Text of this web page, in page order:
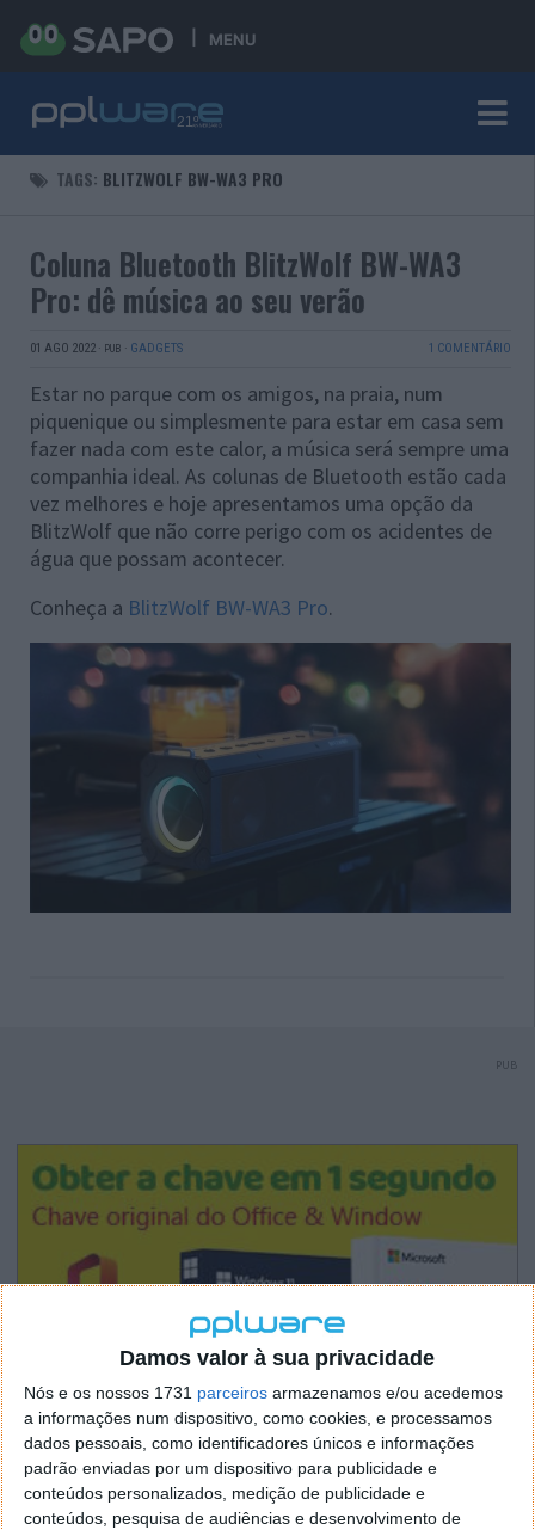
Damos valor à sua privacidade
Nós e os nossos 1731 parceiros armazenamos e/ou acedemos
a informações num dispositivo, como cookies, e processamos
dados pessoais, como identificadores únicos e informações
padrão enviadas por um dispositivo para publicidade e
conteúdos personalizados, medição de publicidade e
conteúdos, pesquisa de audiências e desenvolvimento de
MENU
TAGS: BLITZWOLF BW-WA3 PRO
Coluna Bluetooth BlitzWolf BW-WA3
Pro: dê música ao seu verão
01 AGO 2022 · PUB · GADGETS 1 COMENTÁRIO
Estar no parque com os amigos, na praia, num
piquenique ou simplesmente para estar em casa sem
fazer nada com este calor, a música será sempre uma
companhia ideal. As colunas de Bluetooth estão cada
vez melhores e hoje apresentamos uma opção da
BlitzWolf que não corre perigo com os acidentes de
água que possam acontecer.
Conheça a BlitzWolf BW-WA3 Pro.
PUB